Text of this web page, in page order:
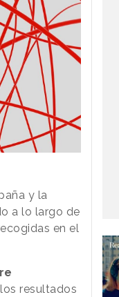
y la
a lo largo de
en el
resultados